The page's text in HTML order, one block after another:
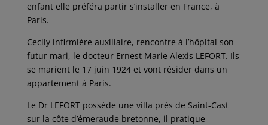
enfant elle préféra partir s’installer en France, à
Paris.
Cecily infirmière auxiliaire, rencontre à l’hôpital son
futur mari, le docteur Ernest Marie Alexis LEFORT. Ils
se marient le 17 juin 1924 et vont résider dans un
appartement à Paris.
Le Dr LEFORT possède une villa près de Saint-Cast
sur la côte d’émeraude bretonne, il pratique